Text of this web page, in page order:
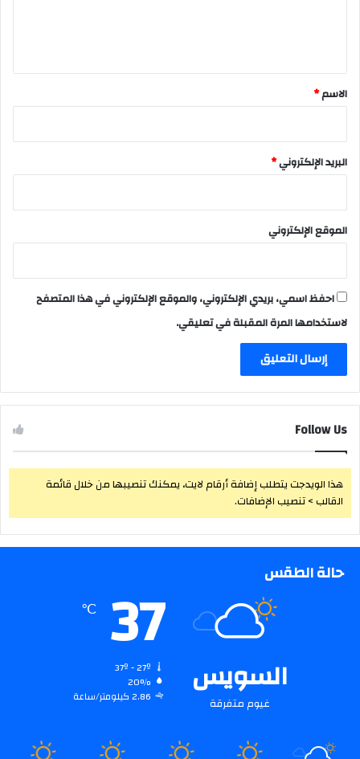
*
الاسم*
البريد الإلكتروني*
الموقع الإلكتروني
احفظ اسمي، بريدي الإلكتروني، والموقع الإلكتروني في هذا المتصفح
لاستخدامها المرة المقبلة في تعليقي.
Follow Us
هذا الويدجت يتطلب إضافة أرقام لايت، يمكنك تنصيبها من خلال قائمة
القالب > تنصيب الإضافات.
حالة الطقس
السويس
غيوم متفرقة
37
℃
20%
2.86 كيلومتر/ساعة